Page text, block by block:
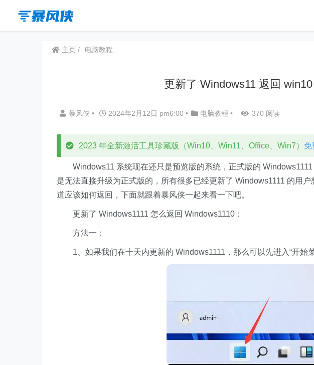
主页 电脑教程
更新了 Windows11 返回
暴风侠 • 2024年2月12日 pm6:00 • 电脑教程 • 370 阅读
2023 年全新激活工具珍藏版（Win10、Win11、Office、Win7） 免
Windows11 系统现在还只是预览版的系统，正式版的 Windows1111
是无法直接升级为正式版的，所有很多已经更新了 Windows1111 的用
道应该如何返回，下面就跟着暴风侠一起来看一下吧。
更新了 Windows1111 怎么返回 Windows1110：
方法一：
1、如果我们在十天内更新的 Windows1111，那么可以先进入“开始菜